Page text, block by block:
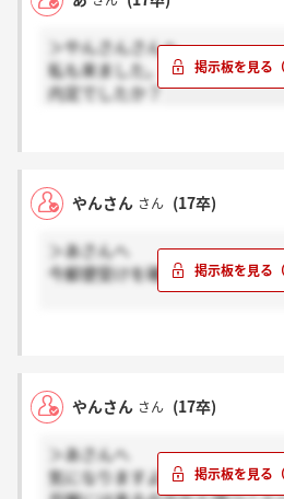
＞やんさんさんへ
私も来ました。
内定でしたか？
やんさん さん (17卒)
＞あさんへ
今郵便受けを確認したところ来
やんさん さん (17卒)
＞あさんへ
気になりますよね(＞_＜)